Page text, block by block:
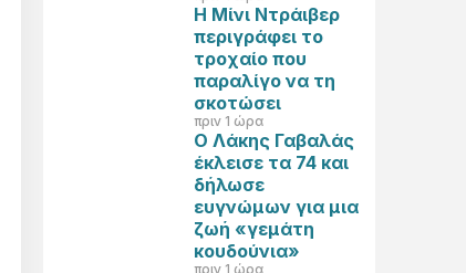
Η Μίνι Ντράιβερ
περιγράφει το
τροχαίο που
παραλίγο να τη
σκοτώσει
πριν 1 ώρα
Ο Λάκης Γαβαλάς
έκλεισε τα 74 και
δήλωσε
ευγνώμων για μια
ζωή «γεμάτη
κουδούνια»
πριν 1 ώρα